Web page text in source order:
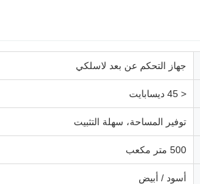
جهاز التحكم عن بعد لاسلكي
< 45 ديسابايت
توفير المساحة، سهلة التثبيت
500 متر مكعب
أسود / أبيض